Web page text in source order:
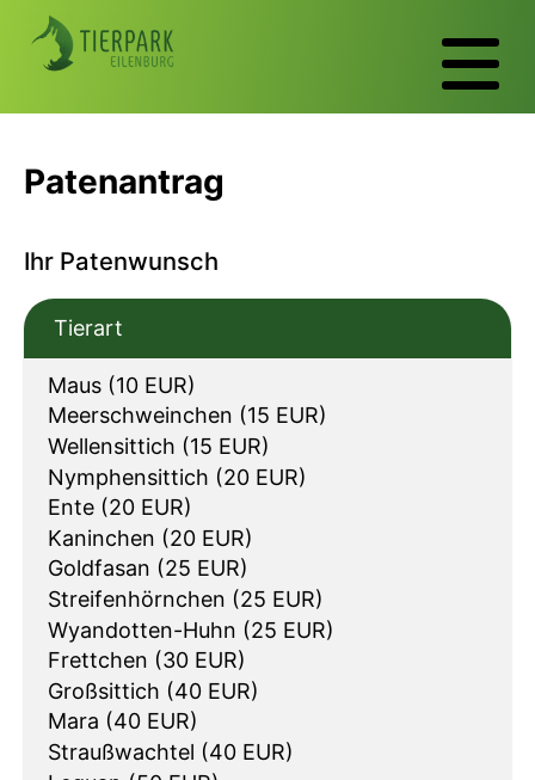
Patenantrag
Ihr Patenwunsch
Tierart